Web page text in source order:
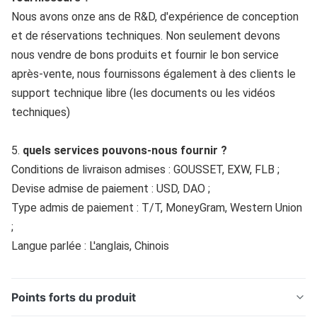
Nous avons onze ans de R&D, d'expérience de conception
et de réservations techniques. Non seulement devons
nous vendre de bons produits et fournir le bon service
après-vente, nous fournissons également à des clients le
support technique libre (les documents ou les vidéos
techniques)
5. quels services pouvons-nous fournir ?
Conditions de livraison admises : GOUSSET, EXW, FLB ;
Devise admise de paiement : USD, DAO ;
Type admis de paiement : T/T, MoneyGram, Western Union
;
Langue parlée : L'anglais, Chinois
Points forts du produit